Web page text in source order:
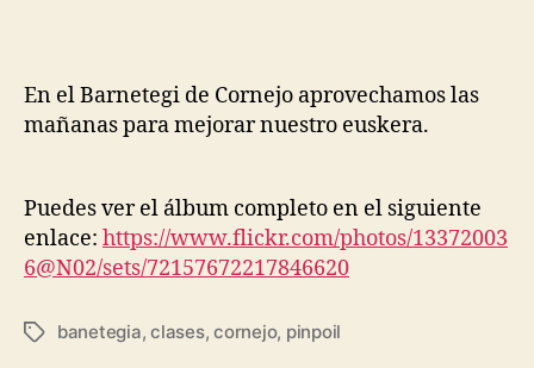
En el Barnetegi de Cornejo aprovechamos las
mañanas para mejorar nuestro euskera.
Puedes ver el álbum completo en el siguiente
enlace: https://www.flickr.com/photos/13372003
6@N02/sets/72157672217846620
banetegia,clases,cornejo, pinpoil